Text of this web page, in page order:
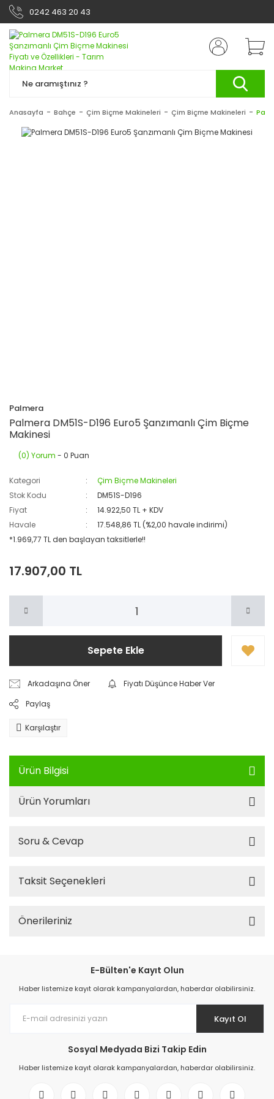
0242 463 20 43
Anasayfa Bahçe Çim Biçme Makineleri Çim Biçme Makineleri
Palmera
Palmera DM51S-D196 Euro5 Şanzımanlı Çim Biçme
Makinesi
(0) Yorum - 0 Puan
Kategori
Çim Biçme Makineleri
Stok Kodu
DM51S-D196
Fiyat
14.922,50 TL + KDV
Havale
17.548,86 TL (%2,00 havale indirimi)
*1.969,77 TL den başlayan taksitlerle!!
17.907,00 TL
Sepete Ekle
Arkadaşına Öner
Fiyatı Düşünce Haber Ver
Paylaş
Karşılaştır
Ürün Bilgisi
Ürün Yorumları
Soru & Cevap
Taksit Seçenekleri
Önerileriniz
E-Bülten'e Kayıt Olun
Haber listemize kayıt olarak kampanyalardan, haberdar olabilirsiniz.
Kayıt Ol
Sosyal Medyada Bizi Takip Edin
Haber listemize kayıt olarak kampanyalardan, haberdar olabilirsiniz.